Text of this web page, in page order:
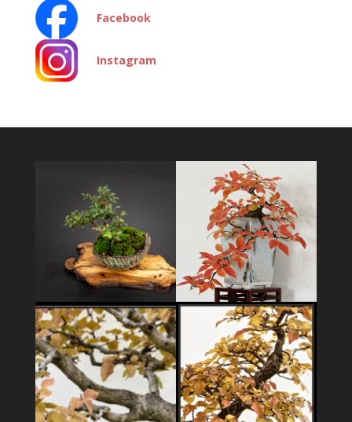
Facebook
Instagram